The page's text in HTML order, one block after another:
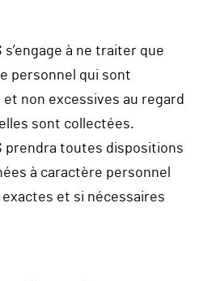
s’engage à ne traiter que
personnel qui sont
non excessives au regard
sont collectées.
prendra toutes dispositions
à caractère personnel
et si nécessaires